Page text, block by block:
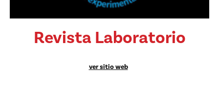
Revista Laboratorio
ver sitio web